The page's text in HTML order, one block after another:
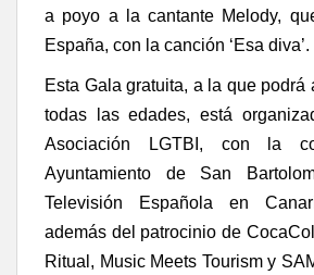
a poyo a la cantante Melody,
España, con la canción ‘Esa diva’.
Esta Gala gratuita, a la que podrá
todas las edades, está
Asociación LGTBI, con la
Ayuntamiento de San
Televisión Española en
además del patrocinio de
Ritual, Music Meets Tourism y